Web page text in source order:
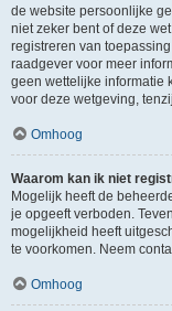
de website persoonlijke
niet zeker bent of deze
registreren van
raadgever voor meer
geen wettelijke informatie
voor deze wetgeving,
Omhoog
Waarom kan ik niet
Mogelijk heeft de
je opgeeft verboden.
mogelijkheid heeft
te voorkomen. Neem
Omhoog